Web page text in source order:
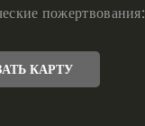
пожертвования:
КАРТУ